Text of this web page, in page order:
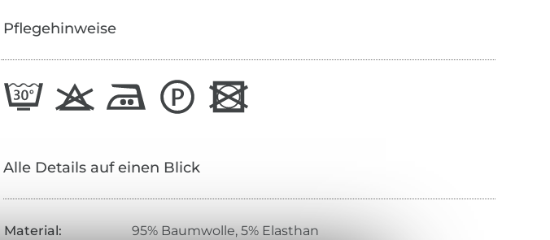
Pflegehinweise
Alle Details auf einen Blick
Material:
95% Baumwolle, 5% Elasthan